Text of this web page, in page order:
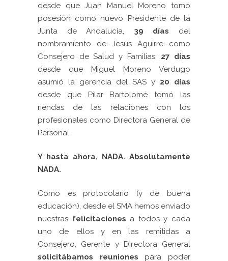
desde que Juan Manuel Moreno tomó
posesión como nuevo Presidente de la
Junta de Andalucía, 39 días del
nombramiento de Jesús Aguirre como
Consejero de Salud y Familias, 27 días
desde que Miguel Moreno Verdugo
asumió la gerencia del SAS y 20 días
desde que Pilar Bartolomé tomó las
riendas de las relaciones con los
profesionales como Directora General de
Personal.
Y hasta ahora, NADA. Absolutamente
NADA.
Como es protocolario (y de buena
educación), desde el SMA hemos enviado
nuestras felicitaciones a todos y cada
uno de ellos y en las remitidas a
Consejero, Gerente y Directora General
solicitábamos reuniones para poder